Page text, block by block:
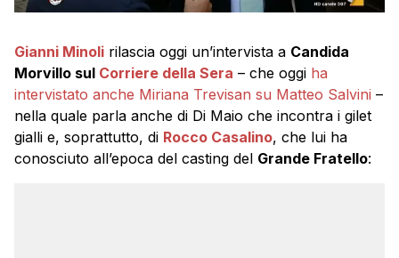
Gianni Minoli rilascia oggi un’intervista a Candida
Morvillo sul Corriere della Sera – che oggi ha
intervistato anche Miriana Trevisan su Matteo Salvini –
nella quale parla anche di Di Maio che incontra i gilet
gialli e, soprattutto, di Rocco Casalino, che lui ha
conosciuto all’epoca del casting del Grande Fratello: